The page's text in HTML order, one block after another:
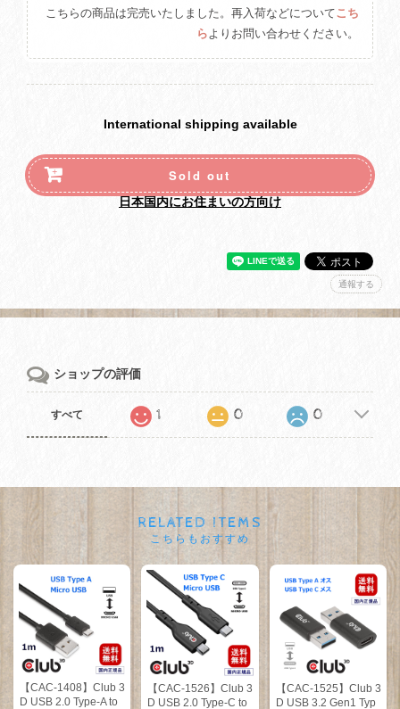
こちらの商品は完売いたしました。再入荷などについてこち
らよりお問い合わせください。
International shipping available
Sold out
日本国内にお住まいの方向け
通報する
ショップの評価
すべて 1 0 0
RELATED ITEMS
こちらもおすすめ
【CAC-1408】Club 3
D USB 2.0 Type-A to
【CAC-1526】Club 3
D USB 2.0 Type-C to
【CAC-1525】Club 3
D USB 3.2 Gen1 Typ